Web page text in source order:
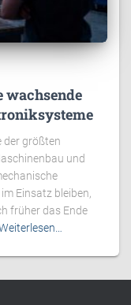
wachsende
der größten
und
Einsatz bleiben,
früher das Ende